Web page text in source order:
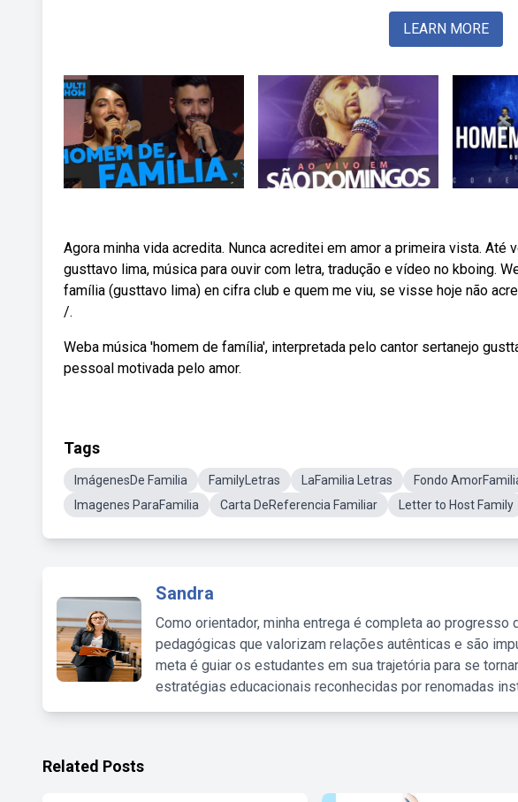
LEARN MORE
Agora minha vida acredita. Nunca acreditei em amor a primeira vista. Até
gusttavo lima, música para ouvir com letra, tradução e vídeo no kboing.
família (gusttavo lima) en cifra club e quem me viu, se visse hoje não
/.
Weba música 'homem de família', interpretada pelo cantor sertanejo
pessoal motivada pelo amor.
Tags
ImágenesDe Familia FamilyLetras LaFamilia Letras Fondo
Imagenes ParaFamilia
Carta DeReferencia Familiar Letter to Host Family
Sandra
Como orientador, minha entrega é completa ao
pedagógicas que valorizam relações autênticas e são
meta é guiar os estudantes em sua trajetória para se
estratégias educacionais reconhecidas por renomadas
Related Posts